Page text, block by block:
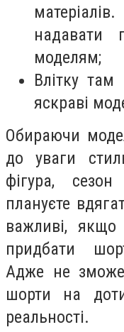
надавати
моделям;
Влітку
яскраві
Обираючи
до уваги
фігура,
плануєте
важливі, якщо
придбати
Адже не
шорти на
реальності.